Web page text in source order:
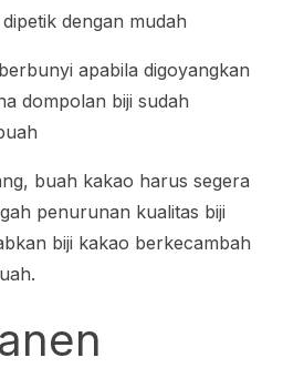
dengan mudah
apabila digoyangkan
dompolan biji sudah
buah kakao harus segera
penurunan kualitas biji
biji kakao berkecambah